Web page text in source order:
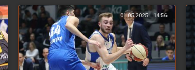
01.05.2025. 14:56